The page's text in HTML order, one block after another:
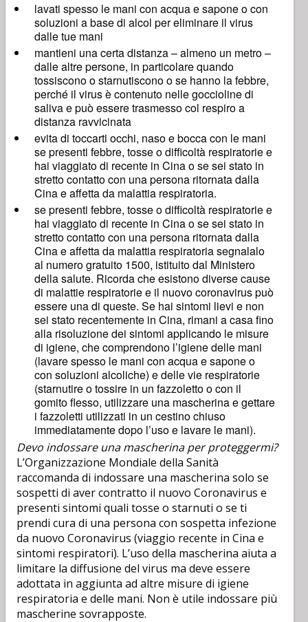
lavati spesso le mani con acqua e sapone o con
soluzioni a base di alcol per eliminare il virus
dalle tue mani
mantieni una certa distanza – almeno un metro –
dalle altre persone, in particolare quando
tossiscono o starnutiscono o se hanno la febbre,
perché il virus è contenuto nelle goccioline di
saliva e può essere trasmesso col respiro a
distanza ravvicinata
evita di toccarti occhi, naso e bocca con le mani
se presenti febbre, tosse o difficoltà respiratorie e
hai viaggiato di recente in Cina o se sei stato in
stretto contatto con una persona ritornata dalla
Cina e affetta da malattia respiratoria.
se presenti febbre, tosse o difficoltà respiratorie e
hai viaggiato di recente in Cina o se sei stato in
stretto contatto con una persona ritornata dalla
Cina e affetta da malattia respiratoria segnalalo
al numero gratuito 1500, istituito dal Ministero
della salute. Ricorda che esistono diverse cause
di malattie respiratorie e il nuovo coronavirus può
essere una di queste. Se hai sintomi lievi e non
sei stato recentemente in Cina, rimani a casa fino
alla risoluzione dei sintomi applicando le misure
di igiene, che comprendono l’igiene delle mani
(lavare spesso le mani con acqua e sapone o
con soluzioni alcoliche) e delle vie respiratorie
(starnutire o tossire in un fazzoletto o con il
gomito flesso, utilizzare una mascherina e gettare
i fazzoletti utilizzati in un cestino chiuso
immediatamente dopo l’uso e lavare le mani).
Devo indossare una mascherina per proteggermi?
L’Organizzazione Mondiale della Sanità
raccomanda di indossare una mascherina solo se
sospetti di aver contratto il nuovo Coronavirus e
presenti sintomi quali tosse o starnuti o se ti
prendi cura di una persona con sospetta infezione
da nuovo Coronavirus (viaggio recente in Cina e
sintomi respiratori). L’uso della mascherina aiuta a
limitare la diffusione del virus ma deve essere
adottata in aggiunta ad altre misure di igiene
respiratoria e delle mani. Non è utile indossare più
mascherine sovrapposte.